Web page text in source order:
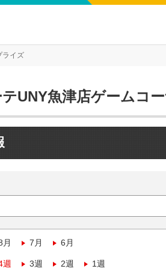
ライズ
UNY魚津店ゲームコ
月 7月 6月
週 3週 2週 1週